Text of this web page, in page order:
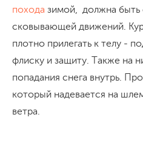
похода зимой, должна быть
сковывающей движений.
плотно прилегать к телу -
флиску и защиту. Также на
попадания снега внутрь.
который надевается на
ветра.